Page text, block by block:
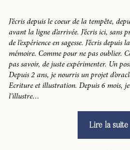
J’écris depuis le coeur de la tempête,
avant la ligne d’arrivée. J’écris ici, sans
de l’expérience en sagesse. J’écris
mémoire. Comme pour ne pas oublier.
pas savoir, de juste expérimenter. Un
Depuis 2 ans, je nourris un projet
Ecriture et illustration. Depuis 6 mois, je
l’illustre…
Lire la suite